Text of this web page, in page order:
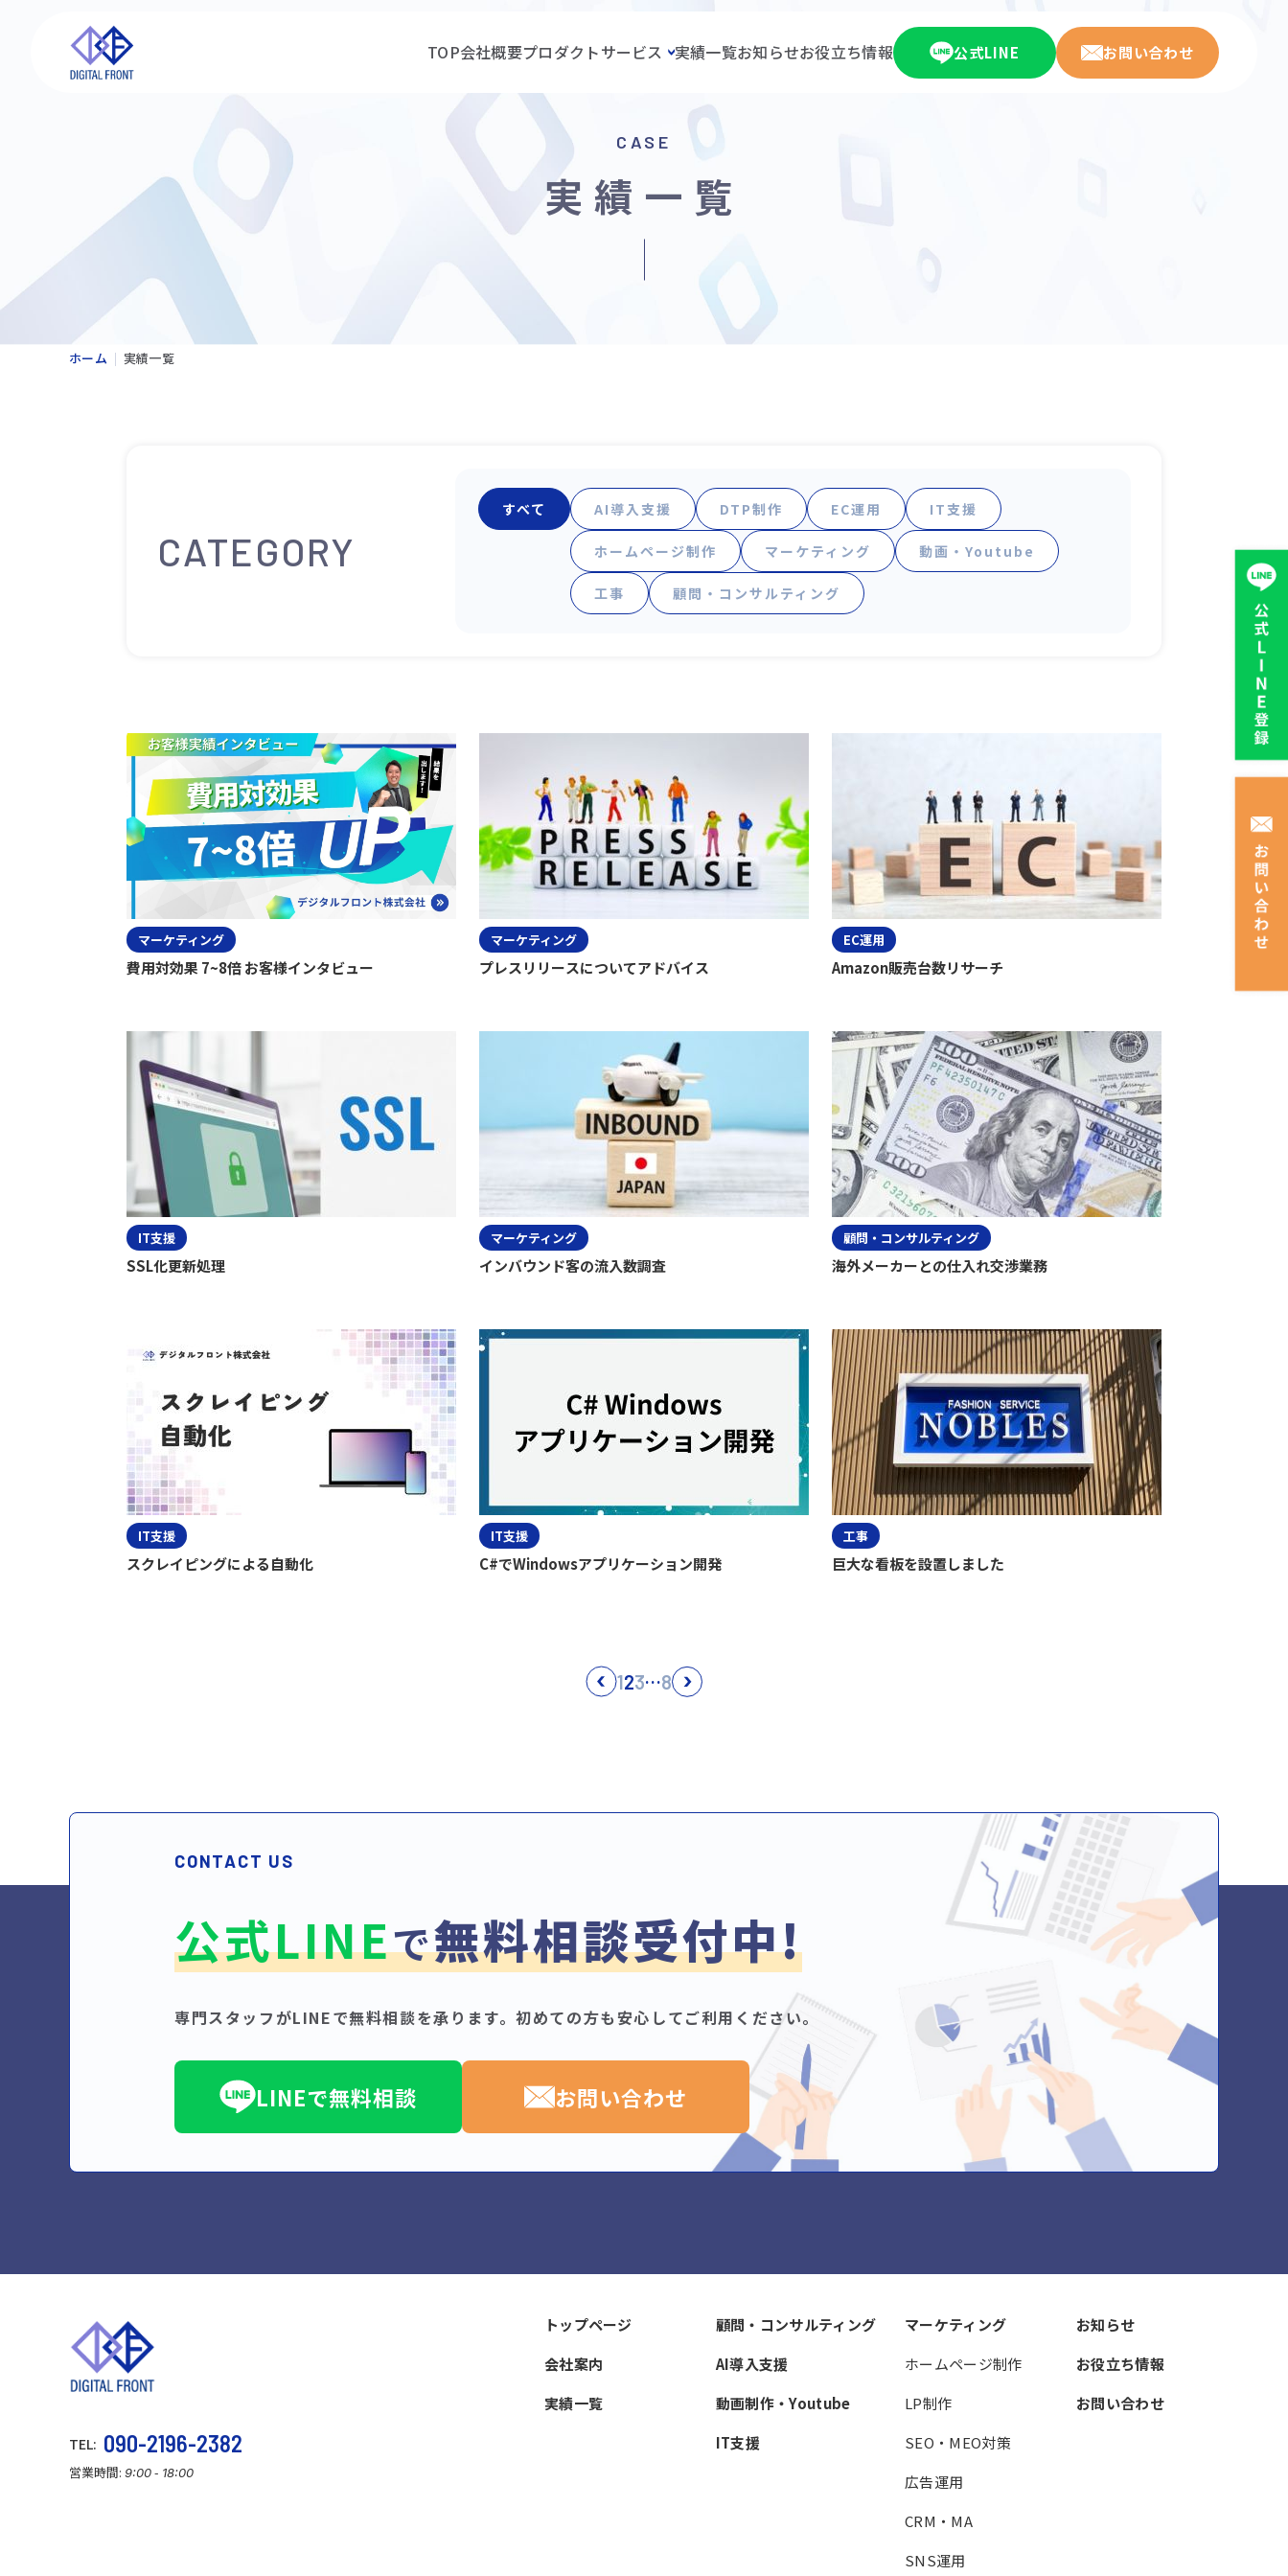
TOP会社概要プロダクトサービス 実績一覧お知らせお役立ち情報 公式LINE お問い合わせ
CASE
実績一覧
ホーム 実績一覧
CATEGORY
すべて AI導入支援 DTP制作 EC運用 IT支援
ホームページ制作 マーケティング 動画・Youtube
工事 顧問・コンサルティング
マーケティング
費用対効果 7~8倍 お客様インタビュー
マーケティング
プレスリリースについてアドバイス
EC運用
Amazon販売台数リサーチ
IT支援
SSL化更新処理
マーケティング
インバウンド客の流入数調査
顧問・コンサルティング
海外メーカーとの仕入れ交渉業務
IT支援
スクレイピングによる自動化
IT支援
C#でWindowsアプリケーション開発
工事
巨大な看板を設置しました
123…8
CONTACT US
公式LINEで無料相談受付中!
専門スタッフがLINEで無料相談を承ります。初めての方も安心してご利用ください。
LINEで無料相談 お問い合わせ
TEL: 090-2196-2382
営業時間: 9:00- 18:00
トップページ
会社案内
実績一覧
顧問・コンサルティング
AI導入支援
動画制作・Youtube
IT支援
マーケティング
ホームページ制作
LP制作
SEO・MEO対策
広告運用
CRM・MA
SNS運用
お知らせ
お役立ち情報
お問い合わせ